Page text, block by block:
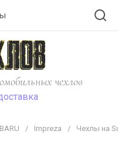
чехлов
/ Impreza / Чехлы на